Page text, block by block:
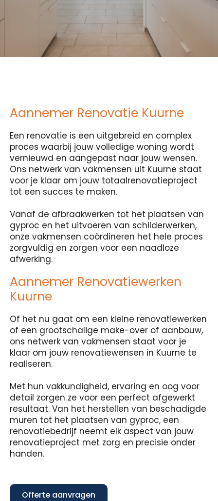
Aannemer Renovatie Kuurne
Een renovatie is een uitgebreid en complex
proces waarbij jouw volledige woning wordt
vernieuwd en aangepast naar jouw wensen.
Ons netwerk van vakmensen uit Kuurne staat
voor je klaar om jouw totaalrenovatieproject
tot een succes te maken.
Vanaf de afbraakwerken tot het plaatsen van
gyproc en het uitvoeren van schilderwerken,
onze vakmensen coördineren het hele proces
zorgvuldig en zorgen voor een naadloze
afwerking.
Aannemer Renovatiewerken
Kuurne
Of het nu gaat om een kleine renovatiewerken
of een grootschalige make-over of aanbouw,
ons netwerk van vakmensen staat voor je
klaar om jouw renovatiewensen in Kuurne te
realiseren.
Met hun vakkundigheid, ervaring en oog voor
detail zorgen ze voor een perfect afgewerkt
resultaat. Van het herstellen van beschadigde
muren tot het plaatsen van gyproc, een
renovatiebedrijf neemt elk aspect van jouw
renovatieproject met zorg en precisie onder
handen.
Offerte aanvragen